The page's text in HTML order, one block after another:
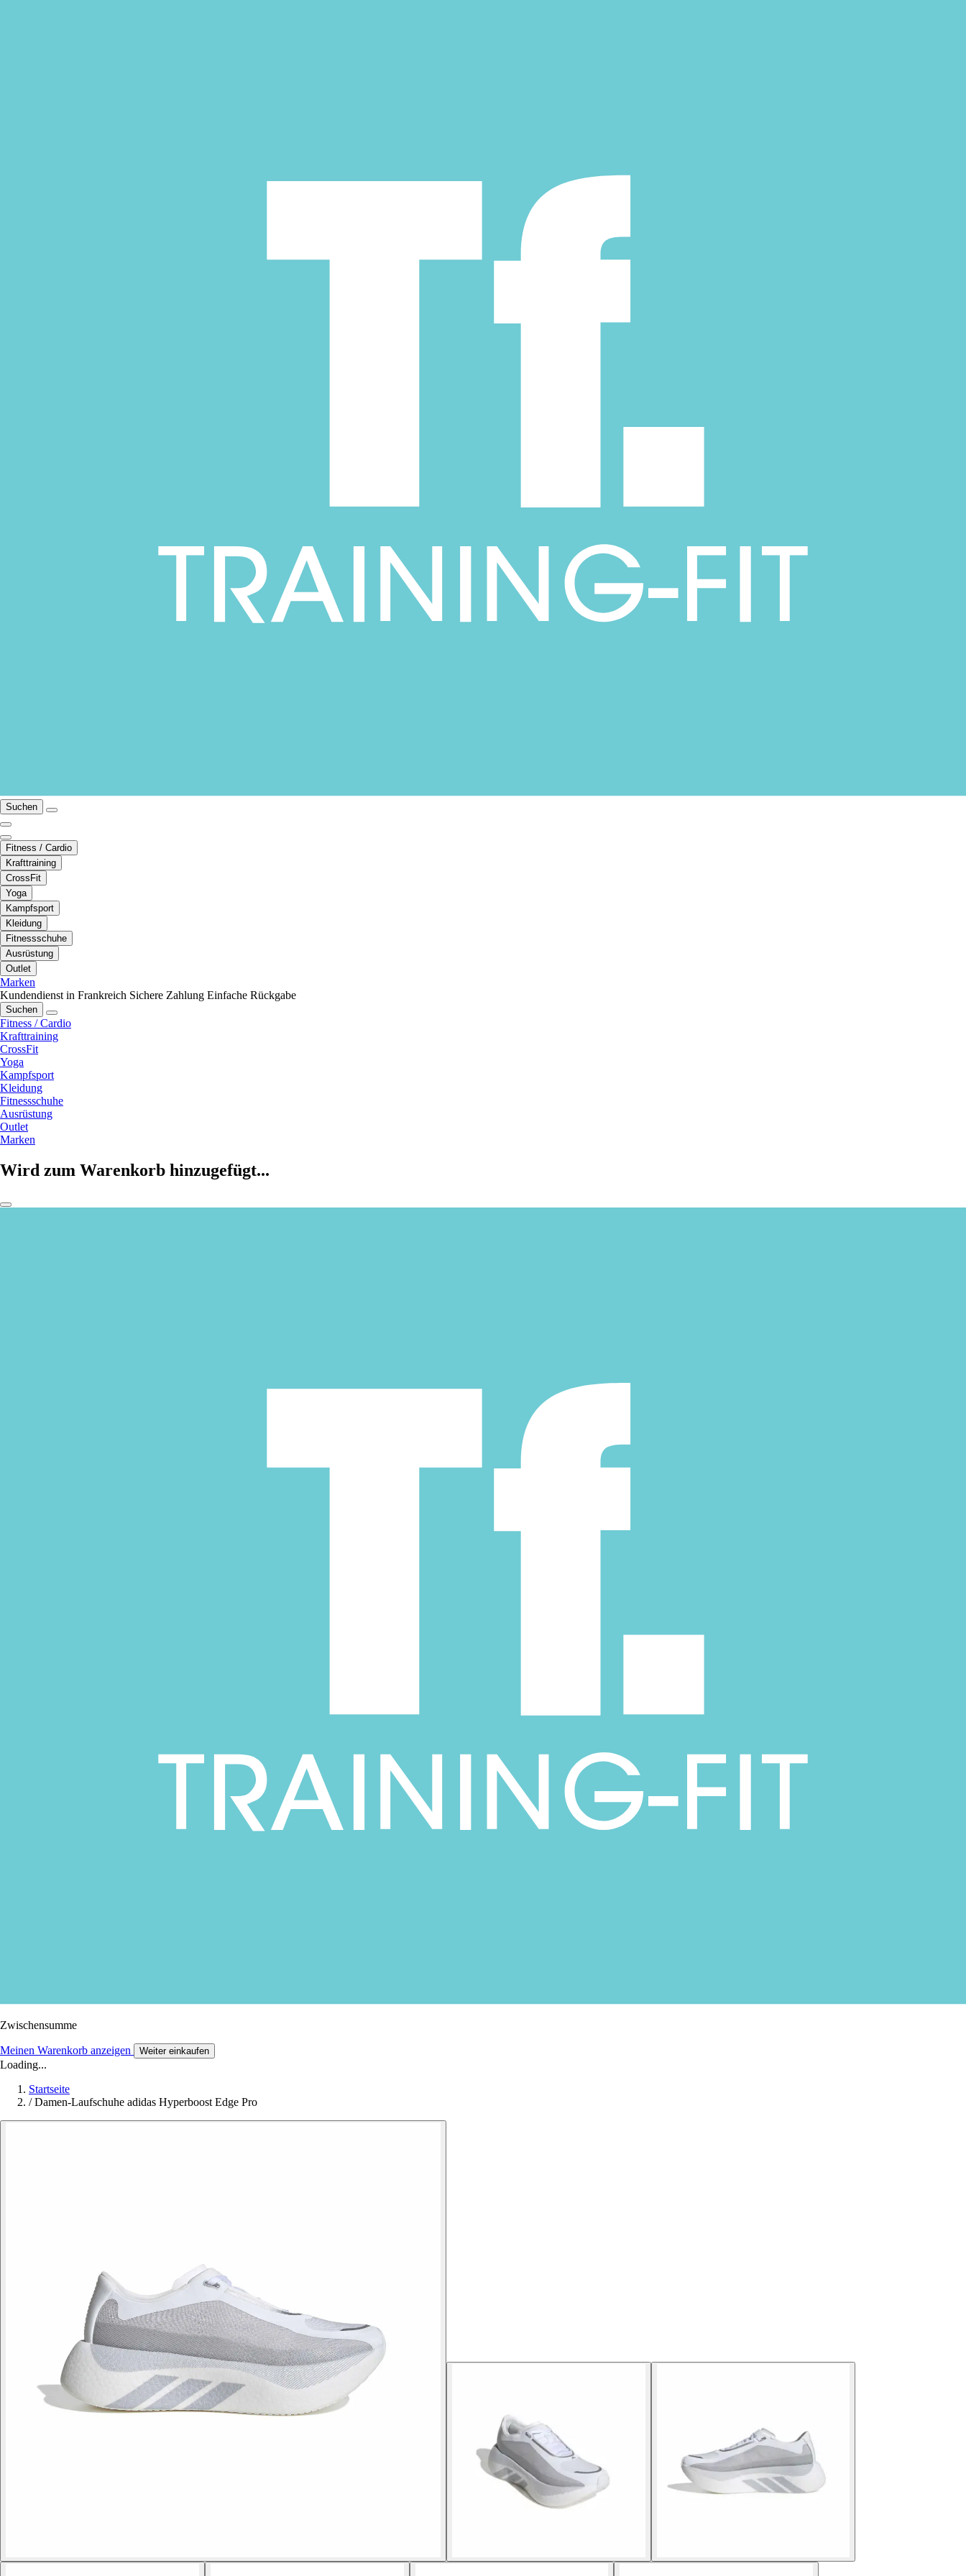
Suchen
Fitness / Cardio
Krafttraining
CrossFit
Yoga
Kampfsport
Kleidung
Fitnessschuhe
Ausrüstung
Outlet
Marken
Kundendienst in Frankreich Sichere Zahlung Einfache Rückgabe
Suchen
Fitness / Cardio
Krafttraining
CrossFit
Yoga
Kampfsport
Kleidung
Fitnessschuhe
Ausrüstung
Outlet
Marken
Wird zum Warenkorb hinzugefügt...
Zwischensumme
Meinen Warenkorb anzeigen Weiter einkaufen
Loading...
Startseite
/ Damen-Laufschuhe adidas Hyperboost Edge Pro